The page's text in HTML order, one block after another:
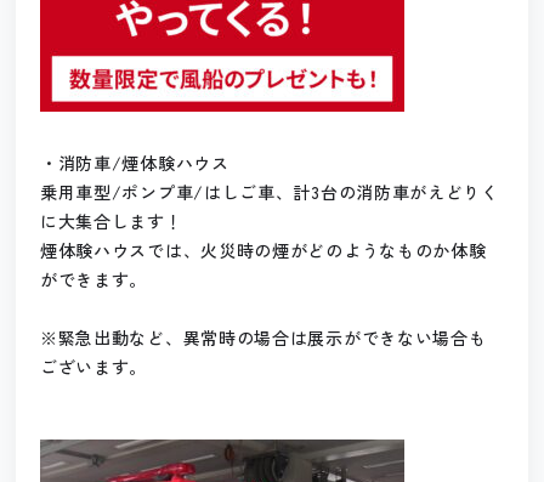
・消防車/煙体験ハウス
乗用車型/ポンプ車/はしご車、計3台の消防車がえどりく
に大集合します！
煙体験ハウスでは、火災時の煙がどのようなものか体験
ができます。
※緊急出動など、異常時の場合は展示ができない場合も
ございます。